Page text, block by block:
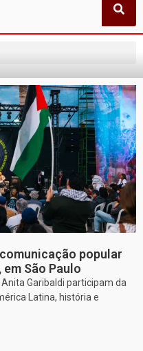
popular
São Paulo
Garibaldi participam da
Latina, história e